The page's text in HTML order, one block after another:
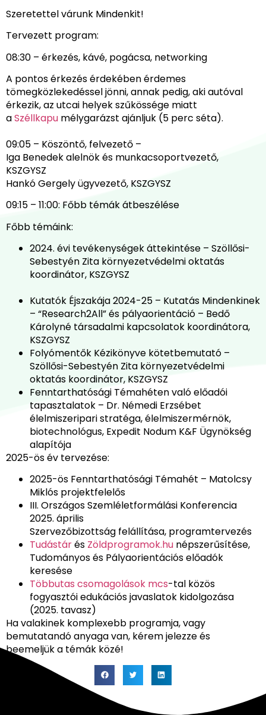
Szeretettel várunk Mindenkit!
Tervezett program:
08:30 – érkezés, kávé, pogácsa, networking
A pontos érkezés érdekében érdemes
tömegközlekedéssel jönni, annak pedig, aki autóval
érkezik, az utcai helyek szűkössége miatt
aSzéllkapu mélygarázst ajánljuk (5 perc séta).
09:05 – Köszöntő, felvezető –
Iga Benedek alelnök és munkacsoportvezető,
KSZGYSZ
Hankó Gergely ügyvezető, KSZGYSZ
09:15 – 11:00: Főbb témák átbeszélése
Főbb témáink:
2024. évi tevékenységek áttekintése – Szöllősi-
Sebestyén Zita környezetvédelmi oktatás
koordinátor, KSZGYSZ
Kutatók Éjszakája 2024-25 – Kutatás Mindenkinek
– “Research2All” és pályaorientáció – Bedő
Károlyné társadalmi kapcsolatok koordinátora,
KSZGYSZ
Folyómentők Kézikönyve kötetbemutató –
Szöllősi-Sebestyén Zita környezetvédelmi
oktatás koordinátor, KSZGYSZ
Fenntarthatósági Témahéten való előadói
tapasztalatok – Dr. Némedi Erzsébet
élelmiszeripari stratéga, élelmiszermérnök,
biotechnológus, Expedit Nodum K&F Ügynökség
alapítója
2025-ös év tervezése:
2025-ös Fenntarthatósági Témahét – Matolcsy
Miklós projektfelelős
III. Országos Szemléletformálási Konferencia
2025. április
Szervezőbizottság felállítása, programtervezés
Tudástárés Zöldprogramok.hu népszerűsítése,
Tudományos és Pályaorientációs előadók
keresése
Többutas csomagolások mcs-tal közös
fogyasztói edukációs javaslatok kidolgozása
(2025. tavasz)
Ha valakinek komplexebb programja, vagy
bemutatandó anyaga van, kérem jelezze és
beemeljük a témák közé!